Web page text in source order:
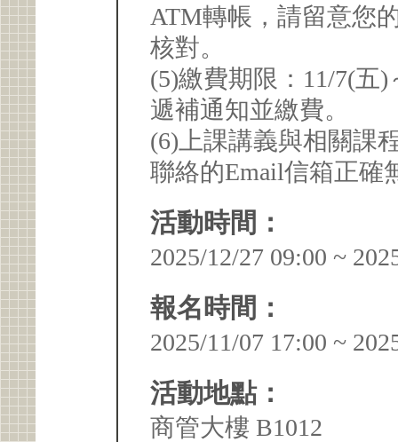
ATM轉帳，請留意您
核對。
(5)繳費期限：11/7(五
遞補通知並繳費。
(6)上課講義與相關課
聯絡的Email信箱正確
活動時間：
2025/12/27 09:00 ~
報名時間：
2025/11/07 17:00 ~
活動地點：
商管大樓 B1012